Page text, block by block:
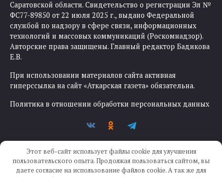
Саратовской области. Свидетельство о регистрации Эл №
ФС77-89850 от 22 июля 2025 г., выдано Федеральной
службой по надзору в сфере связи, информационных
технологий и массовых коммуникаций (Роскомнадзор).
Авторские права защищены. Главный редактор Бадикова
Е.В.
При использовании материалов сайта активная
гиперссылка на сайт «Аткарская газета» обязательна.
Политика в отношении обработки персональных данных
Этот веб-сайт использует файлы cookie для улучшения
пользовательского опыта. Продолжая пользоваться сайтом, вы
даете согласие на использование файлов cookie. А так же для